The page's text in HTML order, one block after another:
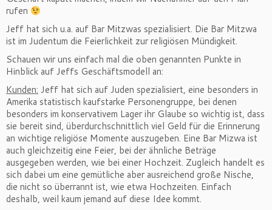
rufen
Jeff hat sich u.a. auf Bar Mitzwas spezialisiert. Die Bar Mitzwa
ist im Judentum die Feierlichkeit zur religiösen Mündigkeit.
Schauen wir uns einfach mal die oben genannten Punkte in
Hinblick auf Jeffs Geschäftsmodell an:
Kunden: Jeff hat sich auf Juden spezialisiert, eine besonders in
Amerika statistisch kaufstarke Personengruppe, bei denen
besonders im konservativem Lager ihr Glaube so wichtig ist, dass
sie bereit sind, überdurchschnittlich viel Geld für die Erinnerung
an wichtige religiöse Momente auszugeben. Eine Bar Mizwa ist
auch gleichzeitig eine Feier, bei der ähnliche Beträge
ausgegeben werden, wie bei einer Hochzeit. Zugleich handelt es
sich dabei um eine gemütliche aber ausreichend große Nische,
die nicht so überrannt ist, wie etwa Hochzeiten. Einfach
deshalb, weil kaum jemand auf diese Idee kommt.